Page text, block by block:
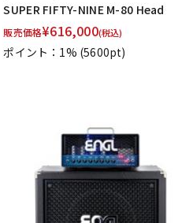
SUPER FIFTY-NINE M-80 Head
販売価格¥616,000(税込)
ポイント：1% (5600pt)